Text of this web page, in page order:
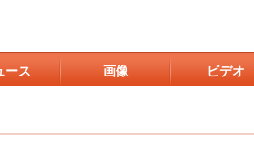
ース 画像 ビデオ